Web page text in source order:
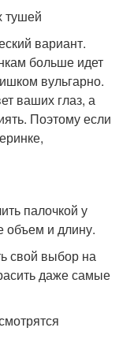
тушей
вариант.
больше идет
вульгарно.
ваших глаз, а
Поэтому если
палочкой у
объем и длину.
свой выбор на
даже самые